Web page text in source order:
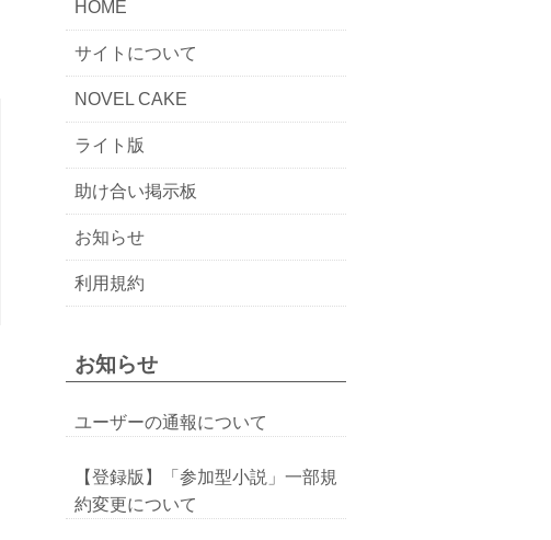
HOME
サイトについて
NOVEL CAKE
ライト版
助け合い掲示板
お知らせ
利用規約
お知らせ
ユーザーの通報について
【登録版】「参加型小説」一部規
約変更について